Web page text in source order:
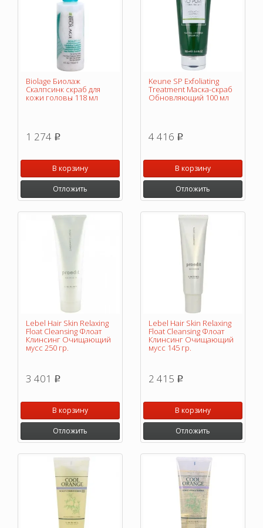
Biolage Биолаж
Скалпсинк скраб для
кожи головы 118 мл
1 274 p
В корзину
Отложить
Keune SP Exfoliating
Treatment Маска-скраб
Обновляющий 100 мл
4 416 p
В корзину
Отложить
Lebel Hair Skin Relaxing
Float Cleansing Флоат
Клинсинг Очищающий
мусс 250 гр.
3 401 p
В корзину
Отложить
Lebel Hair Skin Relaxing
Float Cleansing Флоат
Клинсинг Очищающий
мусс 145 гр.
2 415 p
В корзину
Отложить